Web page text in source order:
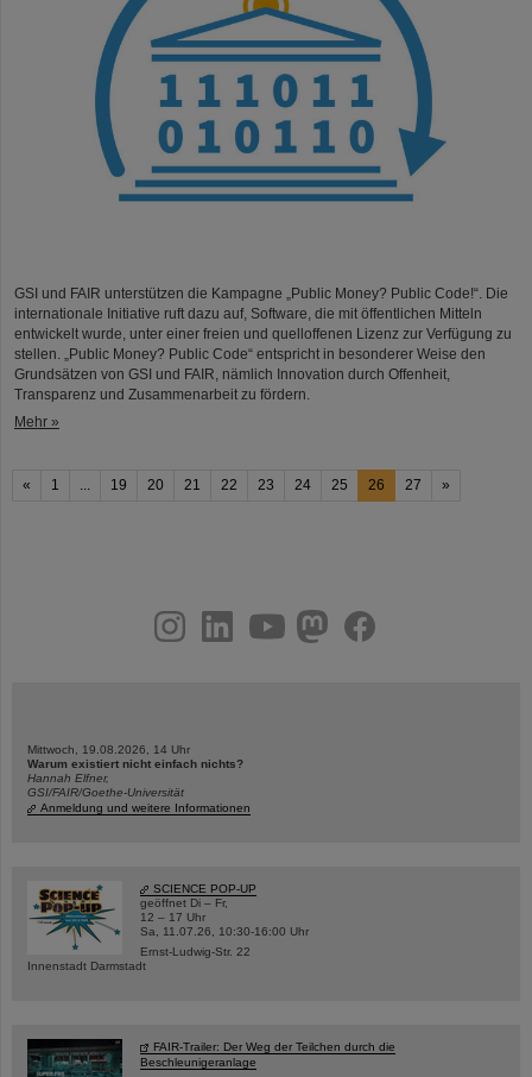
GSI und FAIR unterstützen die Kampagne „Public Money? Public Code!“. Die
internationale Initiative ruft dazu auf, Software, die mit öffentlichen Mitteln
entwickelt wurde, unter einer freien und quelloffenen Lizenz zur Verfügung zu
stellen. „Public Money? Public Code“ entspricht in besonderer Weise den
Grundsätzen von GSI und FAIR, nämlich Innovation durch Offenheit,
Transparenz und Zusammenarbeit zu fördern.
Mehr »
« 1 ... 19 20 21 22 23 24 25 26 27 »
youtubehelmholtz.socialfacebook
Mittwoch, 19.08.2026, 14 Uhr
Warum existiert nicht einfach nichts?
Hannah Elfner,
GSI/FAIR/Goethe-Universität
Anmeldung und weitere Informationen
SCIENCE POP-UP
geöffnet Di – Fr,
12 – 17 Uhr
Sa, 11.07.26, 10:30-16:00 Uhr
Ernst-Ludwig-Str. 22
Innenstadt Darmstadt
FAIR-Trailer: Der Weg der Teilchen durch die
Beschleunigeranlage